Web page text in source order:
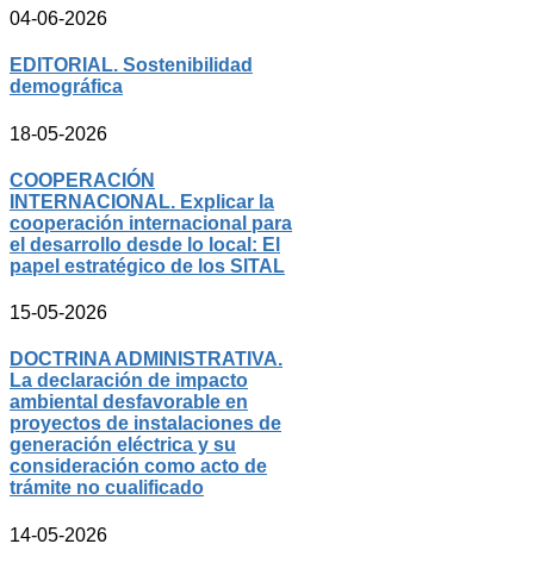
04-06-2026
EDITORIAL. Sostenibilidad
demográfica
18-05-2026
COOPERACIÓN
INTERNACIONAL. Explicar la
cooperación internacional para
el desarrollo desde lo local: El
papel estratégico de los SITAL
15-05-2026
DOCTRINA ADMINISTRATIVA.
La declaración de impacto
ambiental desfavorable en
proyectos de instalaciones de
generación eléctrica y su
consideración como acto de
trámite no cualificado
14-05-2026